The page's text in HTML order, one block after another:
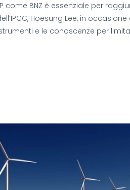
BNZ è essenziale per
Hoesung Lee, in
e le conoscenze per